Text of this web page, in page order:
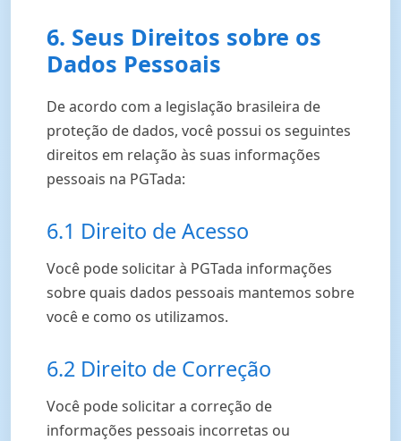
6. Seus Direitos sobre os
Dados Pessoais
De acordo com a legislação brasileira de
proteção de dados, você possui os seguintes
direitos em relação às suas informações
pessoais na PGTada:
6.1 Direito de Acesso
Você pode solicitar à PGTada informações
sobre quais dados pessoais mantemos sobre
você e como os utilizamos.
6.2 Direito de Correção
Você pode solicitar a correção de
informações pessoais incorretas ou